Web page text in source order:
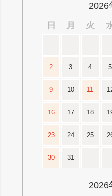
2026
日
月 火
2 3 4 5
9 10 11
16 17 18
23 24 25
30 31
2026